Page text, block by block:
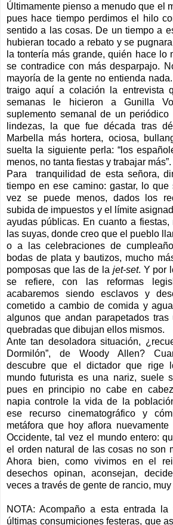
Últimamente pienso a menudo que el
pues hace tiempo perdimos el hilo
sentido a las cosas. De un tiempo a
hubieran tocado a rebato y se
la tontería más grande, quién hace lo
se contradice con más desparpajo.
mayoría de la gente no entienda
traigo aquí a colación la entrevista
semanas le hicieron a Gunilla
suplemento semanal de un periódico
lindezas, la que fue década tras
Marbella más hortera, ociosa,
suelta la siguiente perla: “los
menos, no tanta fiestas y trabajar más”.
Para
tranquilidad de esta señora,
tiempo en ese camino: gastar, lo que
vez se puede menos, dados los
subida de impuestos y el límite
ayudas públicas. En cuanto a
las suyas, donde creo que el pueblo
o a las celebraciones de
bodas de plata y bautizos, mucho
pomposas que las de la jet-set. Y por
se refiere, con las reformas
acabaremos siendo esclavos y
cometido a cambio de comida y
algunos que andan parapetados
quebradas que dibujan ellos mismos.
Ante tan desoladora situación,
Dormilón”, de Woody Allen?
descubre que el dictador que rige
mundo futurista es una nariz, suele
pues en principio no cabe en
napia controle la vida de la
ese recurso cinematográfico y
metáfora que hoy aflora
Occidente, tal vez el mundo entero:
el orden natural de las cosas no son
Ahora bien, como vivimos en el
desechos opinan, aconsejan,
veces a través de gente de rancio,
NOTA: Acompaño a esta entrada
últimas consumiciones festeras, que